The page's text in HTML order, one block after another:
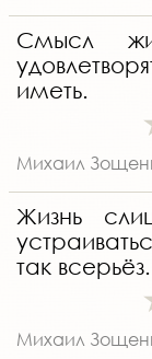
Смысл
иметь.
Михаил
Жизнь
так всерьёз.
Михаил